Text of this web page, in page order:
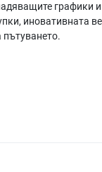
графики
иновативната